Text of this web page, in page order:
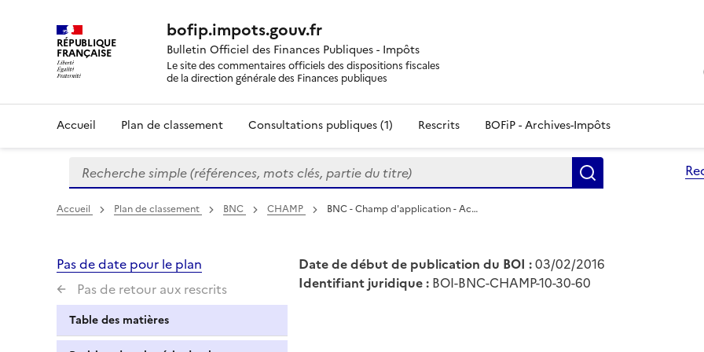
RÉPUBLIQUE
FRANÇAISE
bofip.impots.gouv.fr
Bulletin Officiel des Finances Publiques - Impôts
Le site des commentaires officiels des dispositions fiscales
de la direction générale des Finances publiques
Accueil Plan de classement Consultations publiques (1) Rescrits BOFiP - Archives-Impôts
Formulaire
de
recherche
Recherche simple (références, mots clés, partie du titre)
Accueil Plan de classement BNC CHAMP BNC - Champ d'application - Ac…
Pas de date pour le plan
Pas de retour aux rescrits
Table des matières
Date de début de publication du BOI :03/02/2016
Identifiant juridique : BOI-BNC-CHAMP-10-30-60